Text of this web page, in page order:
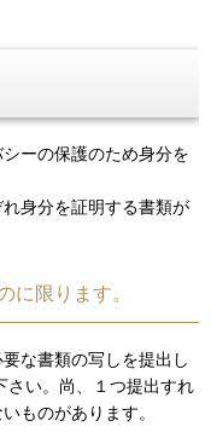
ーの保護のため身分を
身分を証明する書類が
に限ります。
な書類の写しを提出し
さい。尚、１つ提出すれ
ものがあります。